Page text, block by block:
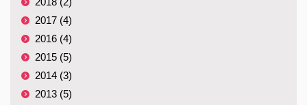
2017 (4)
2016 (4)
2015 (5)
2014 (3)
2013 (5)